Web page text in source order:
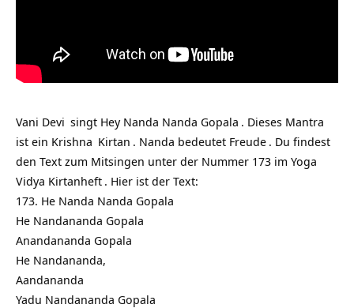
Vani Devi singt Hey Nanda Nanda Gopala . Dieses Mantra
ist ein Krishna Kirtan . Nanda bedeutet Freude . Du findest
den Text zum Mitsingen unter der Nummer 173 im Yoga
Vidya Kirtanheft . Hier ist der Text:
173. He Nanda Nanda Gopala
He Nandananda Gopala
Anandananda Gopala
He Nandananda,
Aandananda
Yadu Nandananda Gopala